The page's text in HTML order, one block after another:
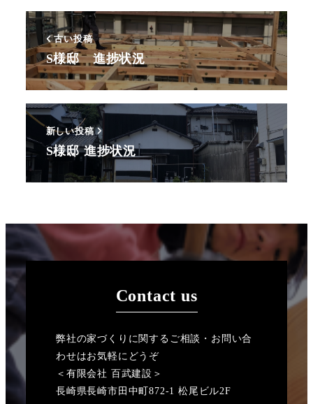
古い投稿
S様邸 進捗状況
新しい投稿
S様邸 進捗状況
Contact us
弊社の家づくりに関するご相談・お問い合
わせはお気軽にどうぞ
＜有限会社 百武建設＞
長崎県長崎市田中町872-1 松尾ビル2F